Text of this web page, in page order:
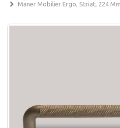
Maner Mobilier Ergo, Striat, 224